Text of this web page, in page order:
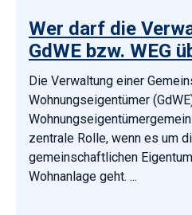
Wer darf die
GdWE bzw. WEG
Die Verwaltung einer
Wohnungseigentümer
zentrale Rolle, wenn es um
gemeinschaftlichen
Wohnanlage geht. ...